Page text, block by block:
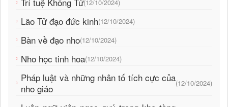
(12/10/2024)
Lão Tử đạo đức kinh(12/10/2024)
Bàn về đạo nho(12/10/2024)
Nho học tinh hoa(12/10/2024)
Pháp luật và những nhân tố tích cực của
nho giáo
(12/10/2024)